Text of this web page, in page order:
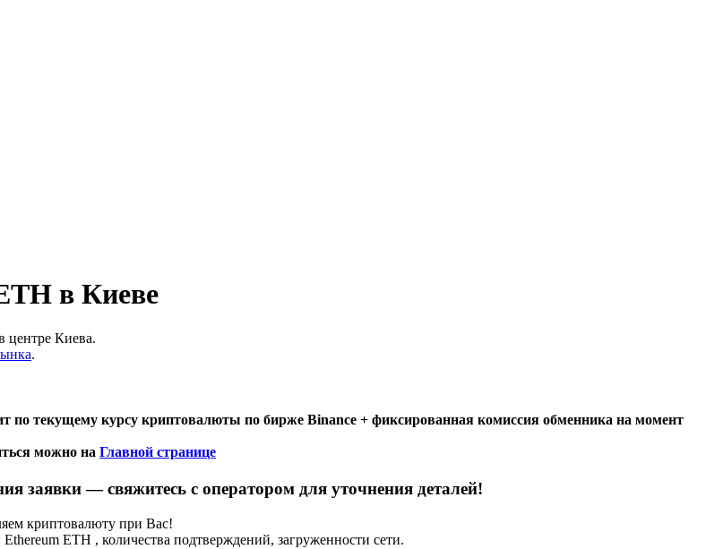
в Киеве
центре Киева.
.
по текущему курсу криптовалюты по бирже Binance + фиксированная комиссия обменника на момент
можно на Главной странице
заявки — свяжитесь с оператором для уточнения деталей!
криптовалюту при Вас!
ETH , количества подтверждений, загруженности сети.